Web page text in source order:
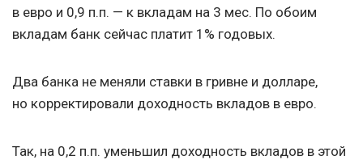
в евро и 0,9 п.п. — к вкладам на 3 мес. По обоим
вкладам банк сейчас платит 1% годовых.
Два банка не меняли ставки в гривне и долларе,
но корректировали доходность вкладов в евро.
Так, на 0,2 п.п. уменьшил доходность вкладов в этой